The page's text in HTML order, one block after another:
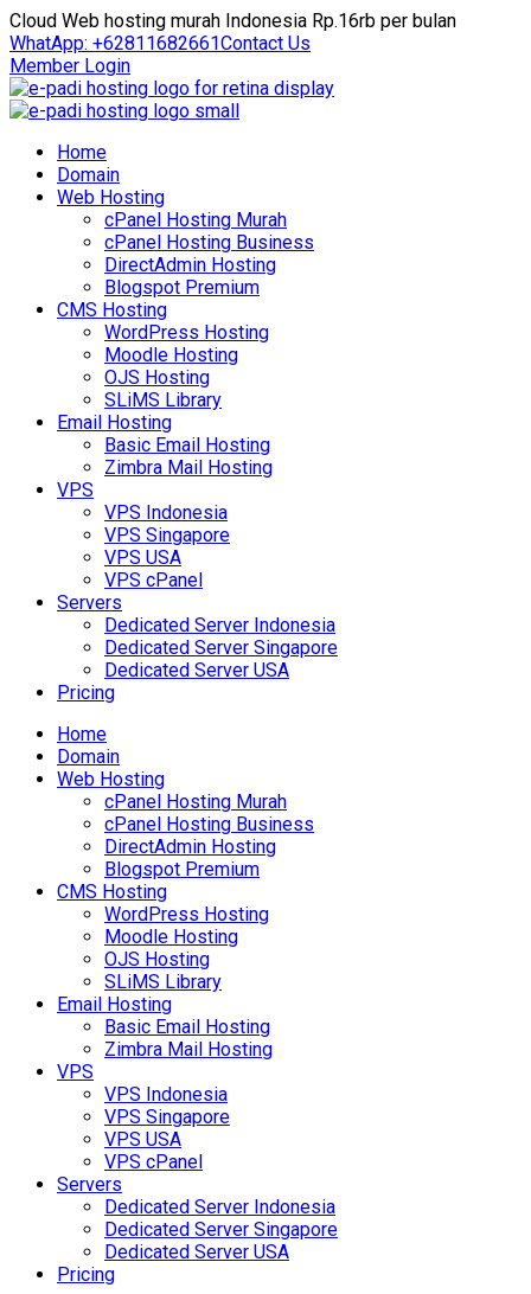
Cloud Web hosting murah Indonesia Rp.16rb per bulan
WhatApp: +62811682661Contact Us
Member Login
Home
Domain
Web Hosting
cPanel Hosting Murah
cPanel Hosting Business
DirectAdmin Hosting
Blogspot Premium
CMS Hosting
WordPress Hosting
Moodle Hosting
OJS Hosting
SLiMS Library
Email Hosting
Basic Email Hosting
Zimbra Mail Hosting
VPS
VPS Indonesia
VPS Singapore
VPS USA
VPS cPanel
Servers
Dedicated Server Indonesia
Dedicated Server Singapore
Dedicated Server USA
Pricing
Home
Domain
Web Hosting
cPanel Hosting Murah
cPanel Hosting Business
DirectAdmin Hosting
Blogspot Premium
CMS Hosting
WordPress Hosting
Moodle Hosting
OJS Hosting
SLiMS Library
Email Hosting
Basic Email Hosting
Zimbra Mail Hosting
VPS
VPS Indonesia
VPS Singapore
VPS USA
VPS cPanel
Servers
Dedicated Server Indonesia
Dedicated Server Singapore
Dedicated Server USA
Pricing